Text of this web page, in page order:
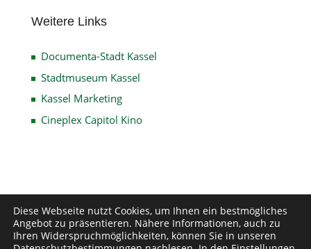
Weitere Links
Documenta-Stadt Kassel
Stadtmuseum Kassel
Kassel Marketing
Cineplex Capitol Kino
Impressum Datenschutz
Disclaimer
Kontakt
Diese Webseite nutzt Cookies, um Ihnen ein bestmögliches
Angebot zu präsentieren. Nähere Informationen, auch zu
Ihren Widerspruchmöglichkeiten, können Sie in unseren